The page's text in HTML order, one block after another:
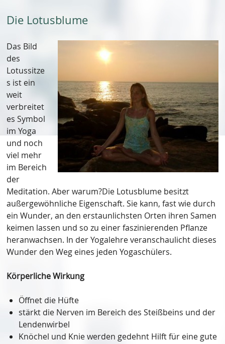
Die Lotusblume
Das Bild
des
Lotussitze
s ist ein
weit
verbreitet
es Symbol
im Yoga
und noch
viel mehr
im Bereich
der
Meditation. Aber warum?Die Lotusblume besitzt
außergewöhnliche Eigenschaft. Sie kann, fast wie durch
ein Wunder, an den erstaunlichsten Orten ihren Samen
keimen lassen und so zu einer faszinierenden Pflanze
heranwachsen. In der Yogalehre veranschaulicht dieses
Wunder den Weg eines jeden Yogaschülers.
Körperliche Wirkung
Öffnet die Hüfte
stärkt die Nerven im Bereich des Steißbeins und der
Lendenwirbel
Knöchel und Knie werden gedehnt Hilft für eine gute